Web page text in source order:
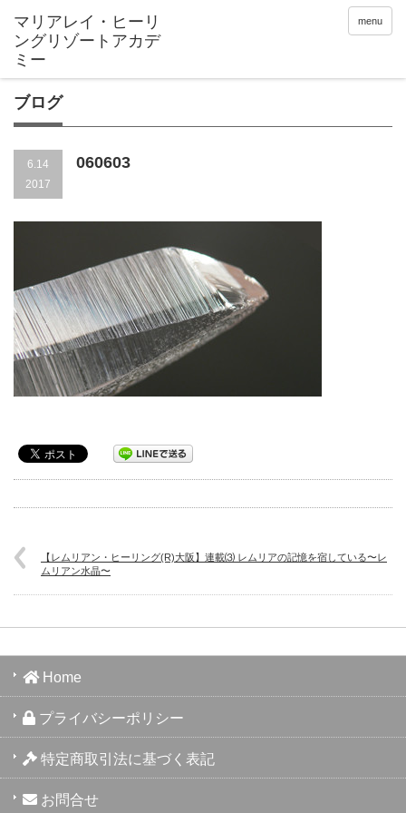
menu
ブログ
6.14
2017
060603
【レムリアン・ヒーリング(R)大阪】連載⑶ レムリアの記憶を宿している〜レ
ムリアン水晶〜
Home
プライバシーポリシー
特定商取引法に基づく表記
お問合せ